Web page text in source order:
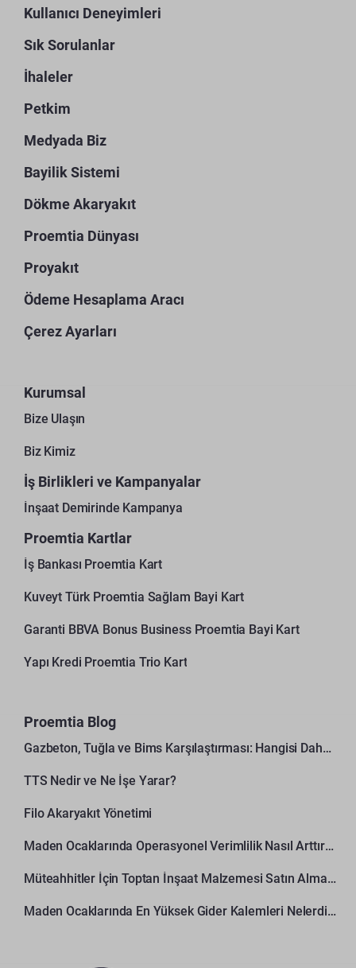
Kullanıcı Deneyimleri
Sık Sorulanlar
İhaleler
Petkim
Medyada Biz
Bayilik Sistemi
Dökme Akaryakıt
Proemtia Dünyası
Proyakıt
Ödeme Hesaplama Aracı
Çerez Ayarları
Kurumsal
Bize Ulaşın
Biz Kimiz
İş Birlikleri ve Kampanyalar
İnşaat Demirinde Kampanya
Proemtia Kartlar
İş Bankası Proemtia Kart
Kuveyt Türk Proemtia Sağlam Bayi Kart
Garanti BBVA Bonus Business Proemtia Bayi Kart
Yapı Kredi Proemtia Trio Kart
Proemtia Blog
Gazbeton, Tuğla ve Bims Karşılaştırması: Hangisi Daha Avantajlı?
TTS Nedir ve Ne İşe Yarar?
Filo Akaryakıt Yönetimi
Maden Ocaklarında Operasyonel Verimlilik Nasıl Arttırılır?
Müteahhitler İçin Toptan İnşaat Malzemesi Satın Alma Rehberi
Maden Ocaklarında En Yüksek Gider Kalemleri Nelerdir?